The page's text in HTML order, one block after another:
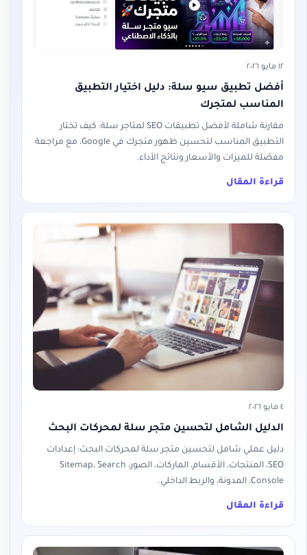
١٢ مايو ٢٠٢٦
أفضل تطبيق سيو سلة: دليل اختيار التطبيق
المناسب لمتجرك
مقارنة شاملة لأفضل تطبيقات SEO لمتاجر سلة: كيف تختار
التطبيق المناسب لتحسين ظهور متجرك في Google، مع مراجعة
مفصّلة للميزات والأسعار ونتائج الأداء.
قراءة المقال
٤ مايو ٢٠٢٦
الدليل الشامل لتحسين متجر سلة لمحركات البحث
دليل عملي شامل لتحسين متجر سلة لمحركات البحث: إعدادات
SEO، المنتجات، الأقسام، الماركات، الصور، Sitemap، Search
Console، المدونة، والربط الداخلي.
قراءة المقال